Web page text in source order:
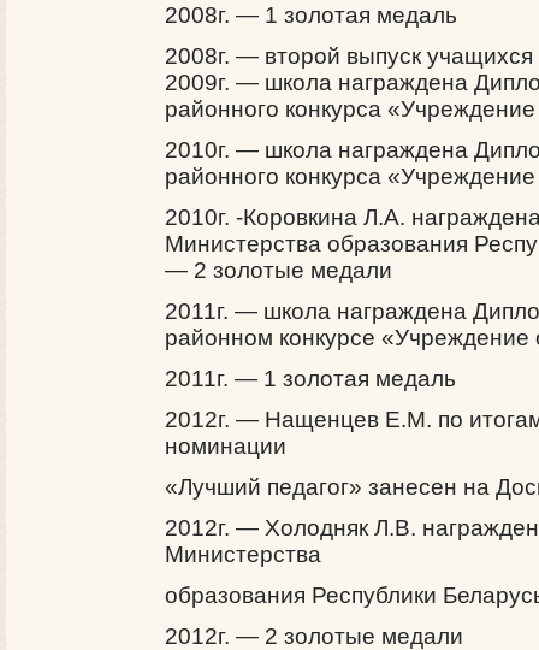
2008г. — 1 золотая медаль
2008г. — второй выпуск учащихся
2009г. — школа награждена
районного конкурса
2010г. — школа награждена
районного конкурса
2010г. -Коровкина Л.А.
Министерства образования
— 2 золотые медали
2011г. — школа награждена
районном конкурсе «Учреждение
2011г. — 1 золотая медаль
2012г. — Нащенцев Е.М. по
номинации
«Лучший педагог» занесен на
2012г. — Холодняк Л.В.
Министерства
образования Республики
2012г. — 2 золотые медали